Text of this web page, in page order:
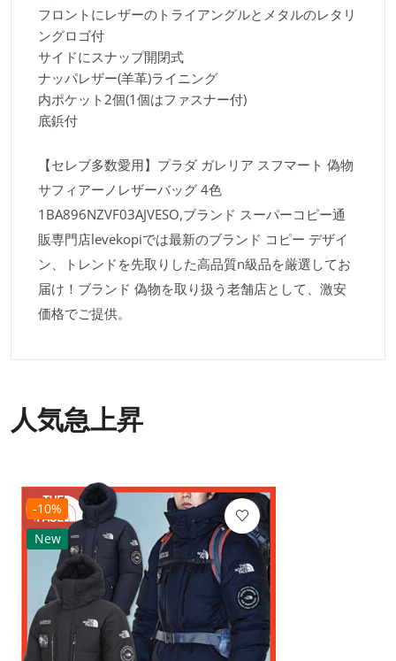
フロントにレザーのトライアングルとメタルのレタリ
ングロゴ付
サイドにスナップ開閉式
ナッパレザー(羊革)ライニング
内ポケット2個(1個はファスナー付)
底鋲付
【セレブ多数愛用】プラダ ガレリア スフマート 偽物
サフィアーノレザーバッグ 4色
1BA896NZVF03AJVESO​,ブランド スーパーコピー通
販専門店levekopiでは最新のブランド コピー デザイ
ン、トレンドを先取りした高品質n級品を厳選してお
届け！ブランド 偽物を取り扱う老舗店として、激安
価格でご提供。
人気急上昇
-10%
New